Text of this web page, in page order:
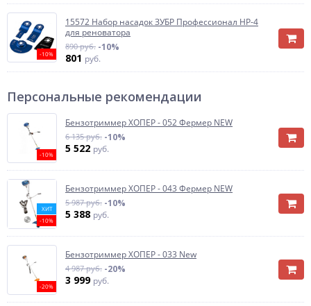
-10%
15572 Набор насадок ЗУБР Профессионал НР-4
для реноватора
890 руб. -10%
801 руб.
Персональные рекомендации
-10%
Бензотриммер ХОПЕР - 052 Фермер NEW
6 135 руб. -10%
5 522 руб.
ХИТ
-10%
Бензотриммер ХОПЕР - 043 Фермер NEW
5 987 руб. -10%
5 388 руб.
-20%
Бензотриммер ХОПЕР - 033 New
4 987 руб. -20%
3 999 руб.